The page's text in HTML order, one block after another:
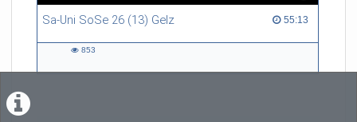
Sa-Uni SoSe 26 (13) Gelz 55:13
55:13 duration
853